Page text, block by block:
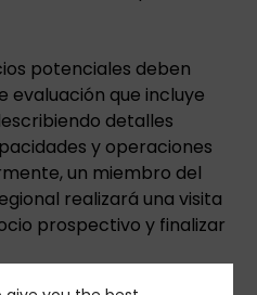
potenciales deben
evaluación que incluye
detalles
y operaciones
un miembro del
realizará una visita
prospectivo y finalizar